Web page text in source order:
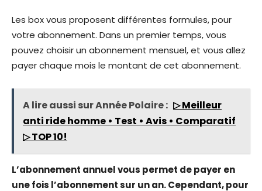
Les box vous proposent différentes formules, pour
votre abonnement. Dans un premier temps, vous
pouvez choisir un abonnement mensuel, et vous allez
payer chaque mois le montant de cet abonnement.
A lire aussi sur Année Polaire : ▷ Meilleur
anti ride homme • Test • Avis • Comparatif
▷ TOP 10!
L’abonnement annuel vous permet de payer en
une fois l’abonnement sur un an. Cependant, pour